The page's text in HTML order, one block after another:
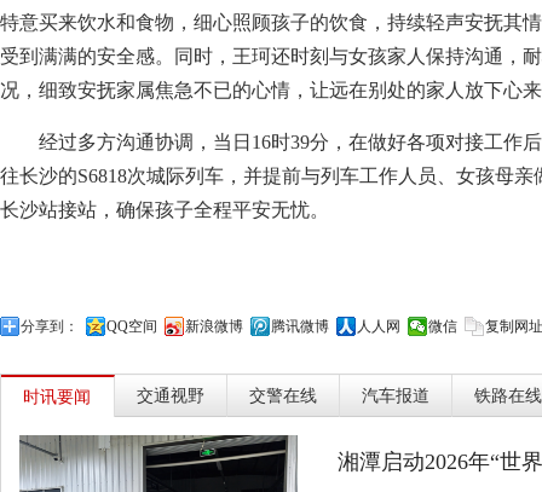
特意买来饮水和食物，细心照顾孩子的饮食，持续轻声安抚其
受到满满的安全感。同时，王珂还时刻与女孩家人保持沟通，
况，细致安抚家属焦急不已的心情，让远在别处的家人放下心
经过多方沟通协调，当日16时39分，在做好各项对接工作
往长沙的S6818次城际列车，并提前与列车工作人员、女孩母
长沙站接站，确保孩子全程平安无忧。
分享到： QQ空间 新浪微博 腾讯微博 人人网 微信 复制网址
时讯要闻 交通视野 交警在线 汽车报道 铁路在线
湘潭启动2026年“世